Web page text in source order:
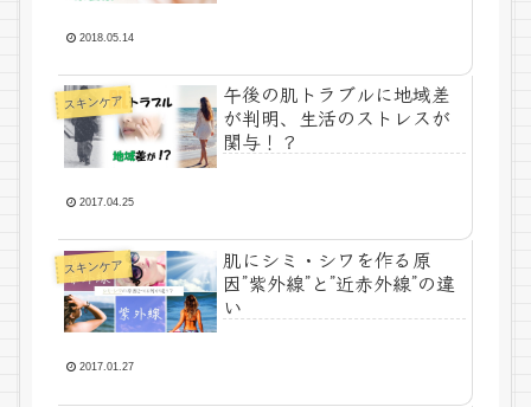
2018.05.14
スキンケア
午後の肌トラブルに地域差
が判明、生活のストレスが
関与！？
2017.04.25
スキンケア
肌にシミ・シワを作る原
因”紫外線”と”近赤外線”の違
い
2017.01.27